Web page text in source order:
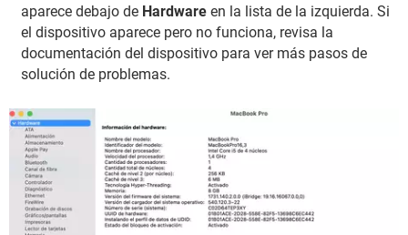
aparece debajo de Hardware en la lista de la izquierda. Si
el dispositivo aparece pero no funciona, revisa la
documentación del dispositivo para ver más pasos de
solución de problemas.